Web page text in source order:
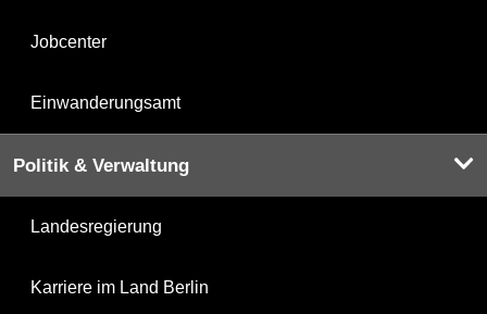
Jobcenter
Einwanderungsamt
Politik & Verwaltung
Landesregierung
Karriere im Land Berlin